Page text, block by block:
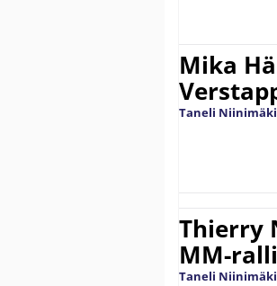
Mika
Taneli Niinimäki
Thierry
MM-
Taneli Niinimäki